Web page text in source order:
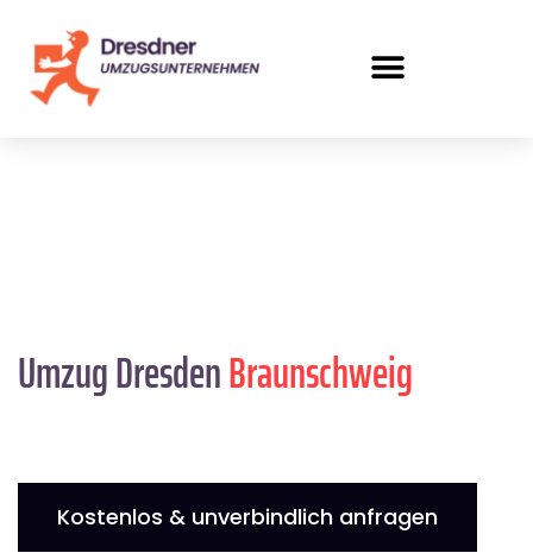
Umzug DresdenBraunschweig
Kostenlos & unverbindlich anfragen